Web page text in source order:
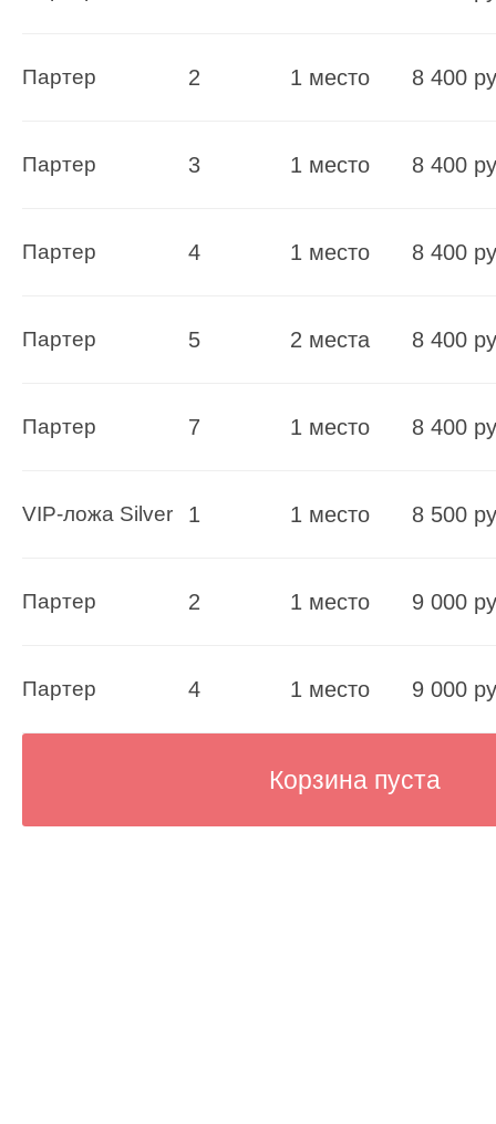
Партер 2 1 место 8 400
Партер 3 1 место 8 400
Партер 4 1 место 8 400
Партер 5 2 места 8 400
Партер 7 1 место 8 400
VIP-ложа Silver 1 1 место 8 500
Партер 2 1 место 9 000
Партер 4 1 место 9 000
Корзина пуста